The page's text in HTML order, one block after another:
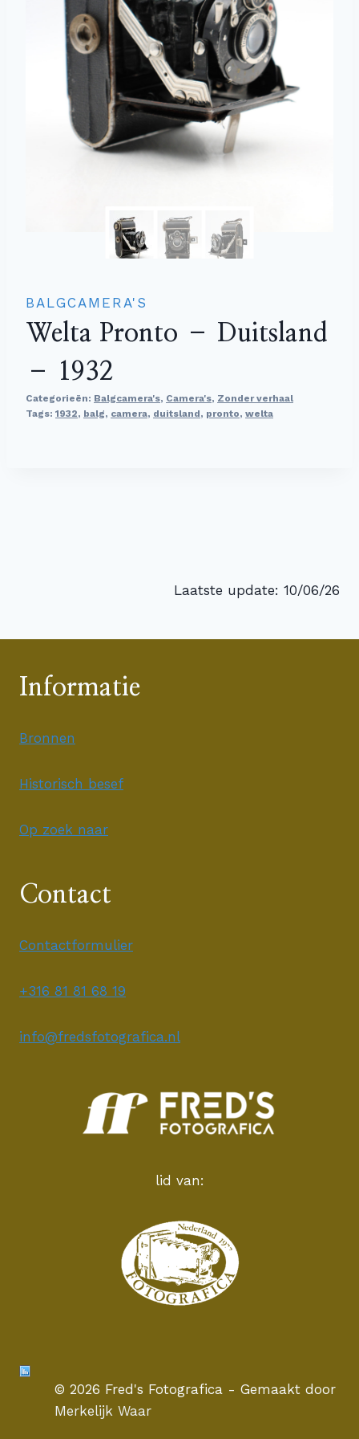
BALGCAMERA'S
Welta Pronto – Duitsland
– 1932
Categorieën: Balgcamera's, Camera's, Zonder verhaal
Tags: 1932, balg, camera, duitsland, pronto, welta
Laatste update: 10/06/26
Informatie
Bronnen
Historisch besef
Op zoek naar
Contact
Contactformulier
+316 81 81 68 19
info@fredsfotografica.nl
lid van:
© 2026 Fred's Fotografica - Gemaakt door
Merkelijk Waar